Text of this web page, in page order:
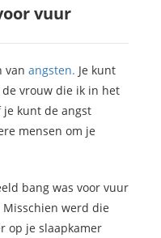
vuur
van angsten. Je kunt
vrouw die ik in het
kunt de angst
mensen om je
bang was voor vuur
werd die
op je slaapkamer